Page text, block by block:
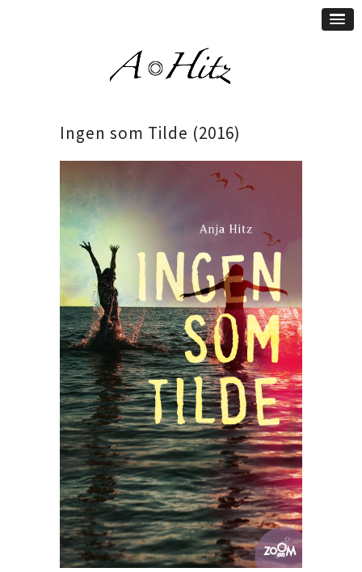
Ingen som Tilde (2016)